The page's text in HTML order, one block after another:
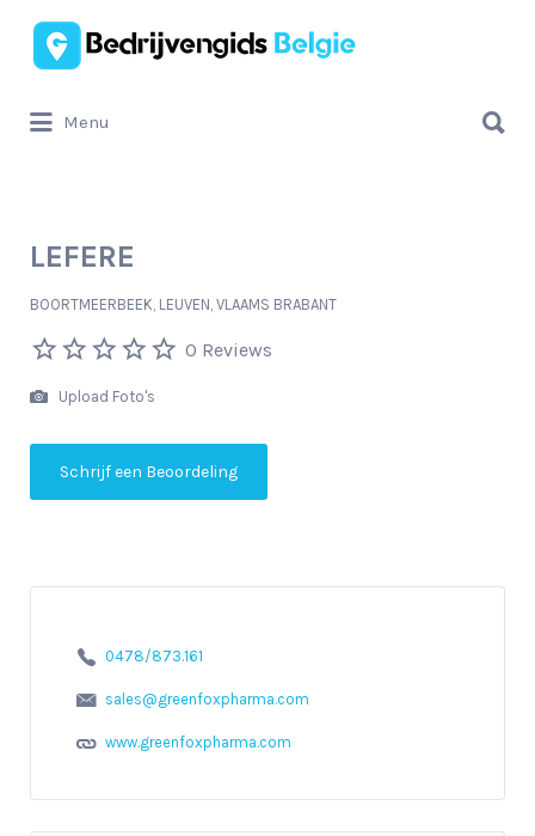
Zoek
naar:
Menu
naar:
LEFERE
BOORTMEERBEEK, LEUVEN, VLAAMS BRABANT
0 Reviews
Upload Foto's
Schrijf een Beoordeling
0478/873.161
sales@greenfoxpharma.com
www.greenfoxpharma.com